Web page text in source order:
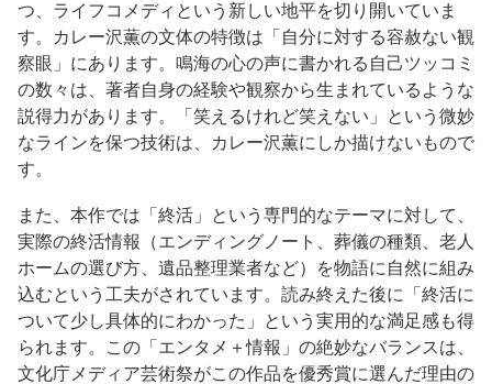
つ、ライフコメディという新しい地平を切り開いていま
す。カレー沢薫の文体の特徴は「自分に対する容赦ない観
察眼」にあります。鳴海の心の声に書かれる自己ツッコミ
の数々は、著者自身の経験や観察から生まれているような
説得力があります。「笑えるけれど笑えない」という微妙
なラインを保つ技術は、カレー沢薫にしか描けないもので
す。
また、本作では「終活」という専門的なテーマに対して、
実際の終活情報（エンディングノート、葬儀の種類、老人
ホームの選び方、遺品整理業者など）を物語に自然に組み
込むという工夫がされています。読み終えた後に「終活に
ついて少し具体的にわかった」という実用的な満足感も得
られます。この「エンタメ＋情報」の絶妙なバランスは、
文化庁メディア芸術祭がこの作品を優秀賞に選んだ理由の